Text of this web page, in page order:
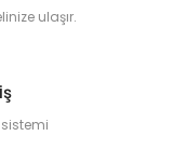
ulaşır.